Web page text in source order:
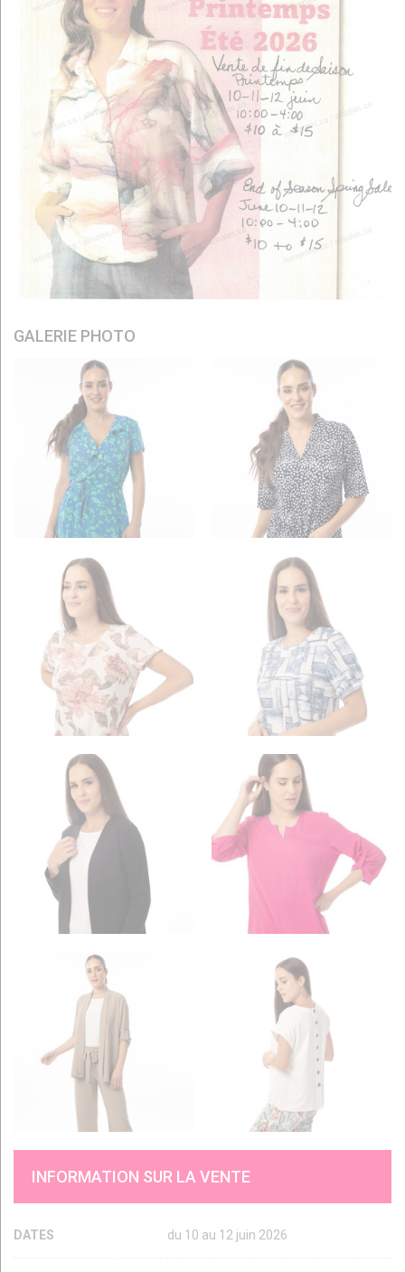
GALERIE PHOTO
INFORMATION SUR LA VENTE
DATES du 10 au 12 juin 2026